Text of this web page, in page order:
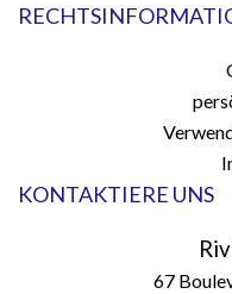
KONTAKTIERE UNS
67